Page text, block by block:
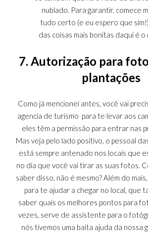
nublado. Para garantir, comece
tudo certo (e eu espero que
das coisas mais bonitas daqui é
7. Autorização para
plantações
Como já mencionei antes, você vai
agencia de turismo para te levar aos
eles têm a permissão para entrar nas
Mas veja pelo lado positivo, o pessoal
está sempre antenado nos locais que
no dia que você vai tirar as suas fotos.
saber disso, não é mesmo? Além do
para te ajudar a chegar no local, que
saber quais os melhores pontos para
vezes, serve de assistente para o
nós tivemos uma baita ajuda da nossa